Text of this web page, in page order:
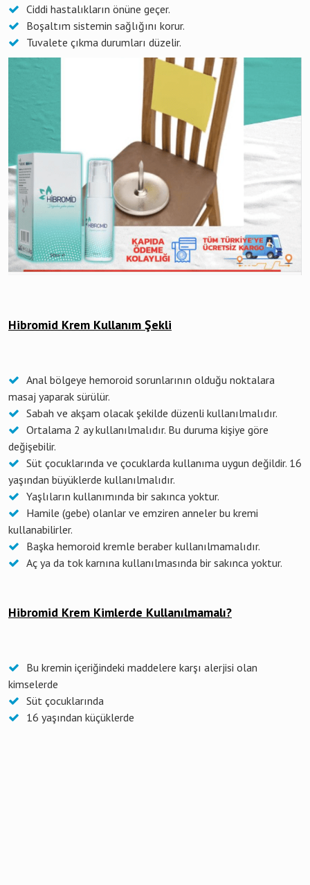
Ciddi hastalıkların önüne geçer.
Boşaltım sistemin sağlığını korur.
Tuvalete çıkma durumları düzelir.
Hibromid Krem Kullanım Şekli
Anal bölgeye hemoroid sorunlarının olduğu noktalara
masaj yaparak sürülür.
Sabah ve akşam olacak şekilde düzenli kullanılmalıdır.
Ortalama 2 ay kullanılmalıdır. Bu duruma kişiye göre
değişebilir.
Süt çocuklarında ve çocuklarda kullanıma uygun değildir. 16
yaşından büyüklerde kullanılmalıdır.
Yaşlıların kullanımında bir sakınca yoktur.
Hamile (gebe) olanlar ve emziren anneler bu kremi
kullanabilirler.
Başka hemoroid kremle beraber kullanılmamalıdır.
Aç ya da tok karnına kullanılmasında bir sakınca yoktur.
Hibromid Krem Kimlerde Kullanılmamalı?
Bu kremin içeriğindeki maddelere karşı alerjisi olan
kimselerde
Süt çocuklarında
16 yaşından küçüklerde